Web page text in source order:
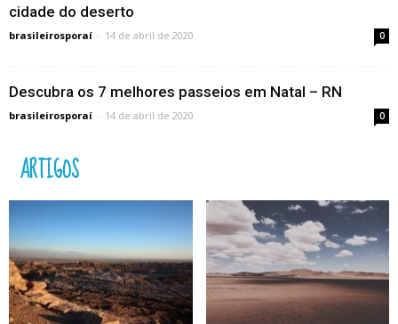
cidade do deserto
brasileirosporaí - 14 de abril de 2020 0
Descubra os 7 melhores passeios em Natal – RN
brasileirosporaí - 14 de abril de 2020 0
ARTIGOS